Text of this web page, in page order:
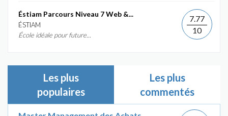
Éstiam Parcours Niveau 7 Web &...
ÉSTIAM
École idéale pour future...
7.77
10
Les plus
populaires
Les plus
commentés